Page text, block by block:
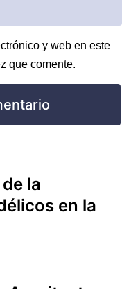
y web en este
que comente.
la
en la